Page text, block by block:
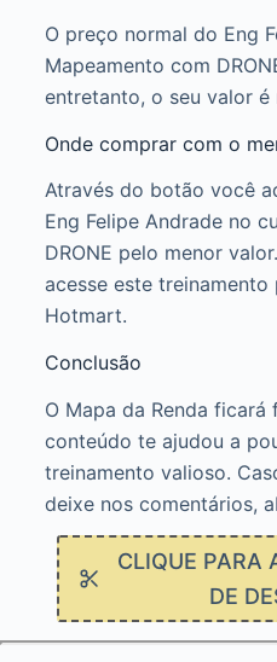
O preço normal do Eng
Mapeamento com
entretanto, o seu valor
Onde comprar com o
Através do botão você
Eng Felipe Andrade no
DRONE pelo menor valor.
acesse este
Hotmart.
Conclusão
O Mapa da Renda
conteúdo te ajudou a
treinamento valioso.
deixe nos comentários,
CLIQUE PARA
DE